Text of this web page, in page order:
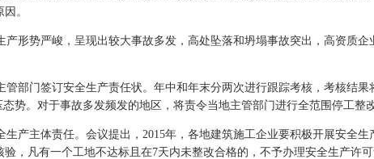
。
形势严峻，呈现出较大事故多发，高处坠落和坍塌事故突出，高资质
部门签订安全生产责任状。年中和年末分两次进行跟踪考核，考核结果
势。对于事故多发频发的地区，将责令当地主管部门进行全范围停工整
产主体责任。会议提出，2015年，各地建筑施工企业要积极开展安全
，凡有一个工地不达标且在7天内未整改合格的，不予办理安全生产许可